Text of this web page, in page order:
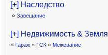
[+] Наследство
○ Завещание
[+] Недвижимость & Земля
○ Гараж ○ ГСК ○ Межевание